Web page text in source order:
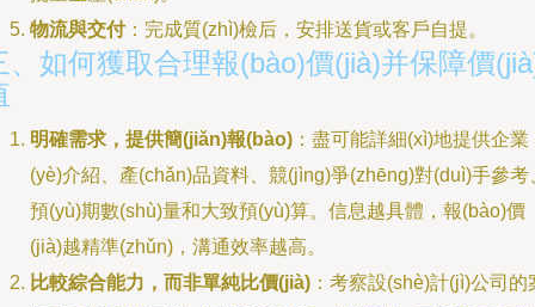
物流與交付：完成質(zhì)檢后，安排送貨或客戶自提。
、如何獲取合理報(bào)價(jià)并保障價
明確需求，提供簡(jiǎn)報(bào) ：盡可能詳細(xì)地提供企業
(yè)介紹、產(chǎn)品資料、競(jìng)爭(zhēng)對(duì)手參考
預(yù)期數(shù)量和大致預(yù)算。信息越具體，報(bào)價
(jià)越精準(zhǔn)，溝通效率越高。
比較綜合能力，而非單純比價(jià) ：考察設(shè)計(jì)公司的